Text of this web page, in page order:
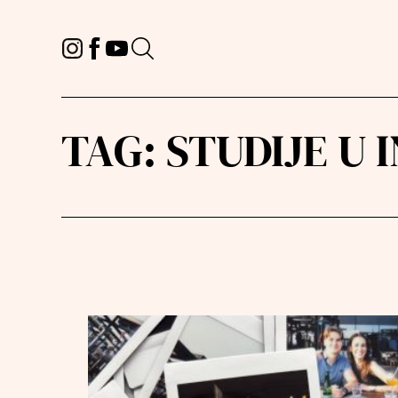
TAG: STUDIJE U